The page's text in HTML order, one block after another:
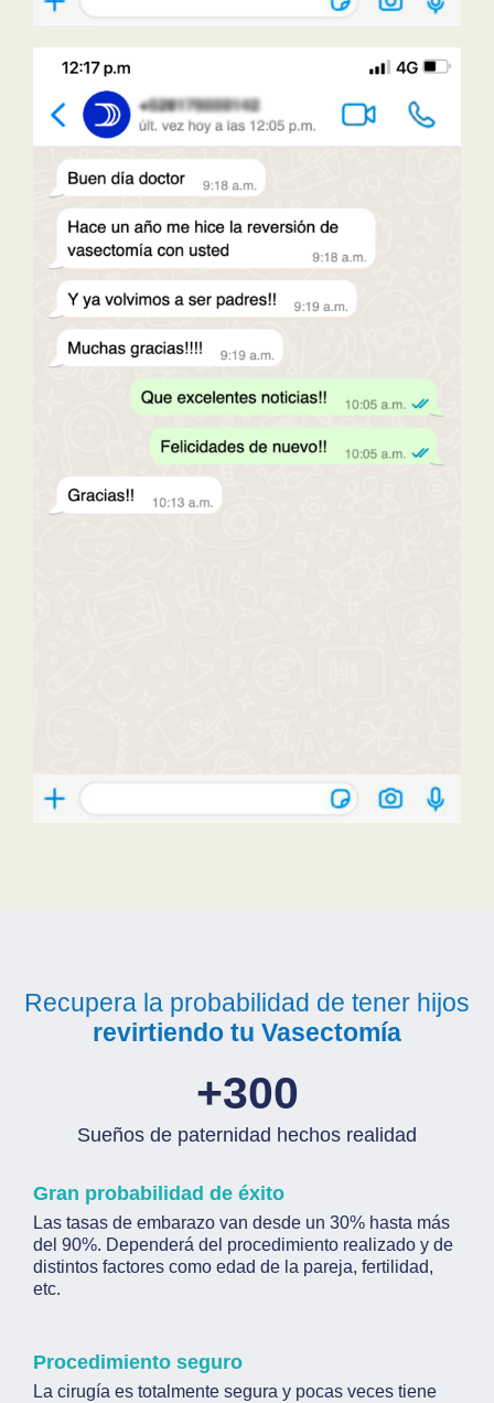
Recupera la probabilidad de tener hijos
revirtiendo tu Vasectomía
Sueños de paternidad hechos realidad
+300
Gran probabilidad de éxito
Las tasas de embarazo van desde un 30% hasta más
del 90%. Dependerá del procedimiento realizado y de
distintos factores como edad de la pareja, fertilidad,
etc.
Procedimiento seguro
La cirugía es totalmente segura y pocas veces tiene